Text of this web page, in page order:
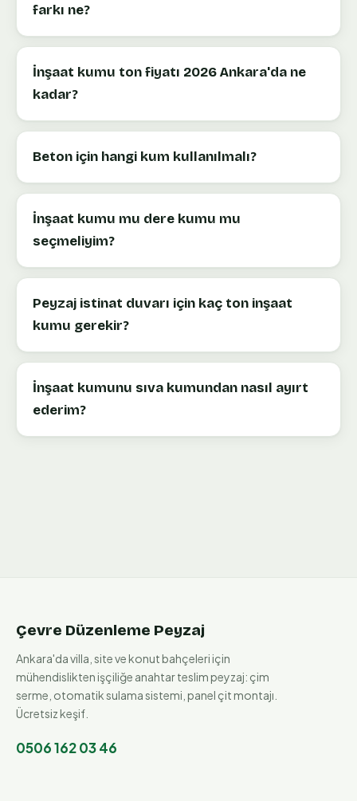
farkı ne?
İnşaat kumu ton fiyatı 2026 Ankara'da ne
kadar?
Beton için hangi kum kullanılmalı?
İnşaat kumu mu dere kumu mu
seçmeliyim?
Peyzaj istinat duvarı için kaç ton inşaat
kumu gerekir?
İnşaat kumunu sıva kumundan nasıl ayırt
ederim?
Çevre Düzenleme Peyzaj
Ankara'da villa, site ve konut bahçeleri için
mühendislikten işçiliğe anahtar teslim peyzaj: çim
serme, otomatik sulama sistemi, panel çit montajı.
Ücretsiz keşif.
0506 162 03 46